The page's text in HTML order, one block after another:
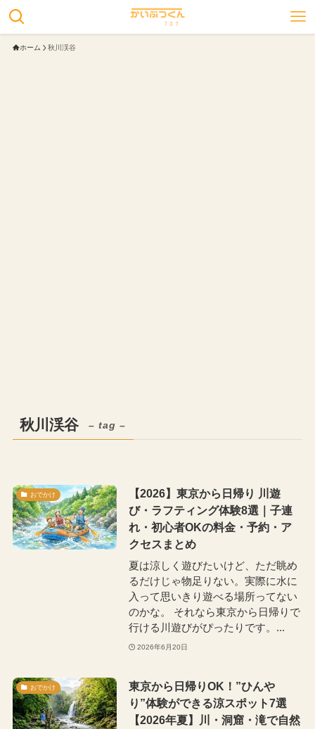
ホーム 秋川渓谷
秋川渓谷 – tag –
おでかけ
【2026】東京から日帰り 川遊
び・ラフティング体験8選｜子連
れ・初心者OKの料金・予約・ア
クセスまとめ
夏は涼しく遊びたいけど、ただ眺め
るだけじゃ物足りない。実際に水に
入って思いきり遊べる場所ってない
のかな。 それなら東京から日帰りで
行ける川遊びがぴったりです。...
2026年6月20日
おでかけ
東京から日帰りOK！”ひんや
り”体験ができる涼スポット7選
【2026年夏】川・洞窟・滝で自然